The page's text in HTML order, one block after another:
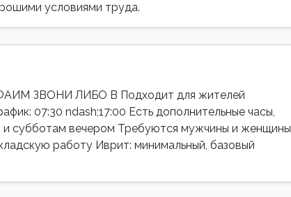
условиями труда.
ЗВОНИ ЛИБО В Подходит для жителей
07:30 ndash;17:00 Есть дополнительные часы,
и субботам вечером Требуются мужчины и женщины
работу Иврит: минимальный, базовый